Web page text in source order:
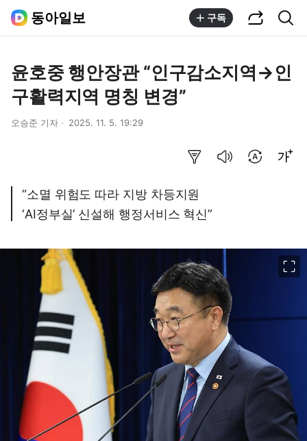
동아일보 구독
윤호중 행안장관 “인구감소지역→인
구활력지역 명칭 변경”
오승준 기자 2025. 11. 5. 19:29
“소멸 위험도 따라 지방 차등지원
‘AI정부실’ 신설해 행정서비스 혁신”